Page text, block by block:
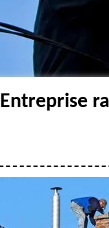
Entreprise